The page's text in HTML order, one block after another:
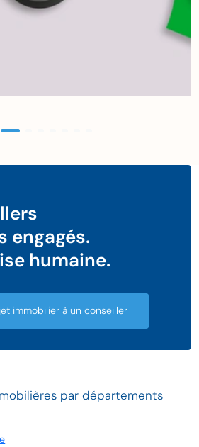
engagés.
humaine.
immobilier à un conseiller
par départements